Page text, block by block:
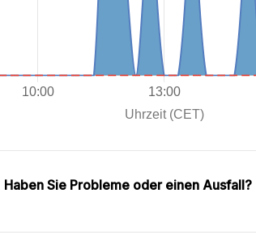
Haben Sie Probleme oder einen Ausfall?